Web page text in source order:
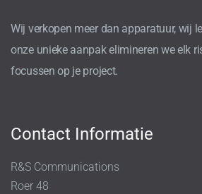
Wij verkopen meer dan apparatuur, wij
onze unieke aanpak elimineren we elk
focussen op je project.
Contact Informatie
R&S Communications
Roer 48